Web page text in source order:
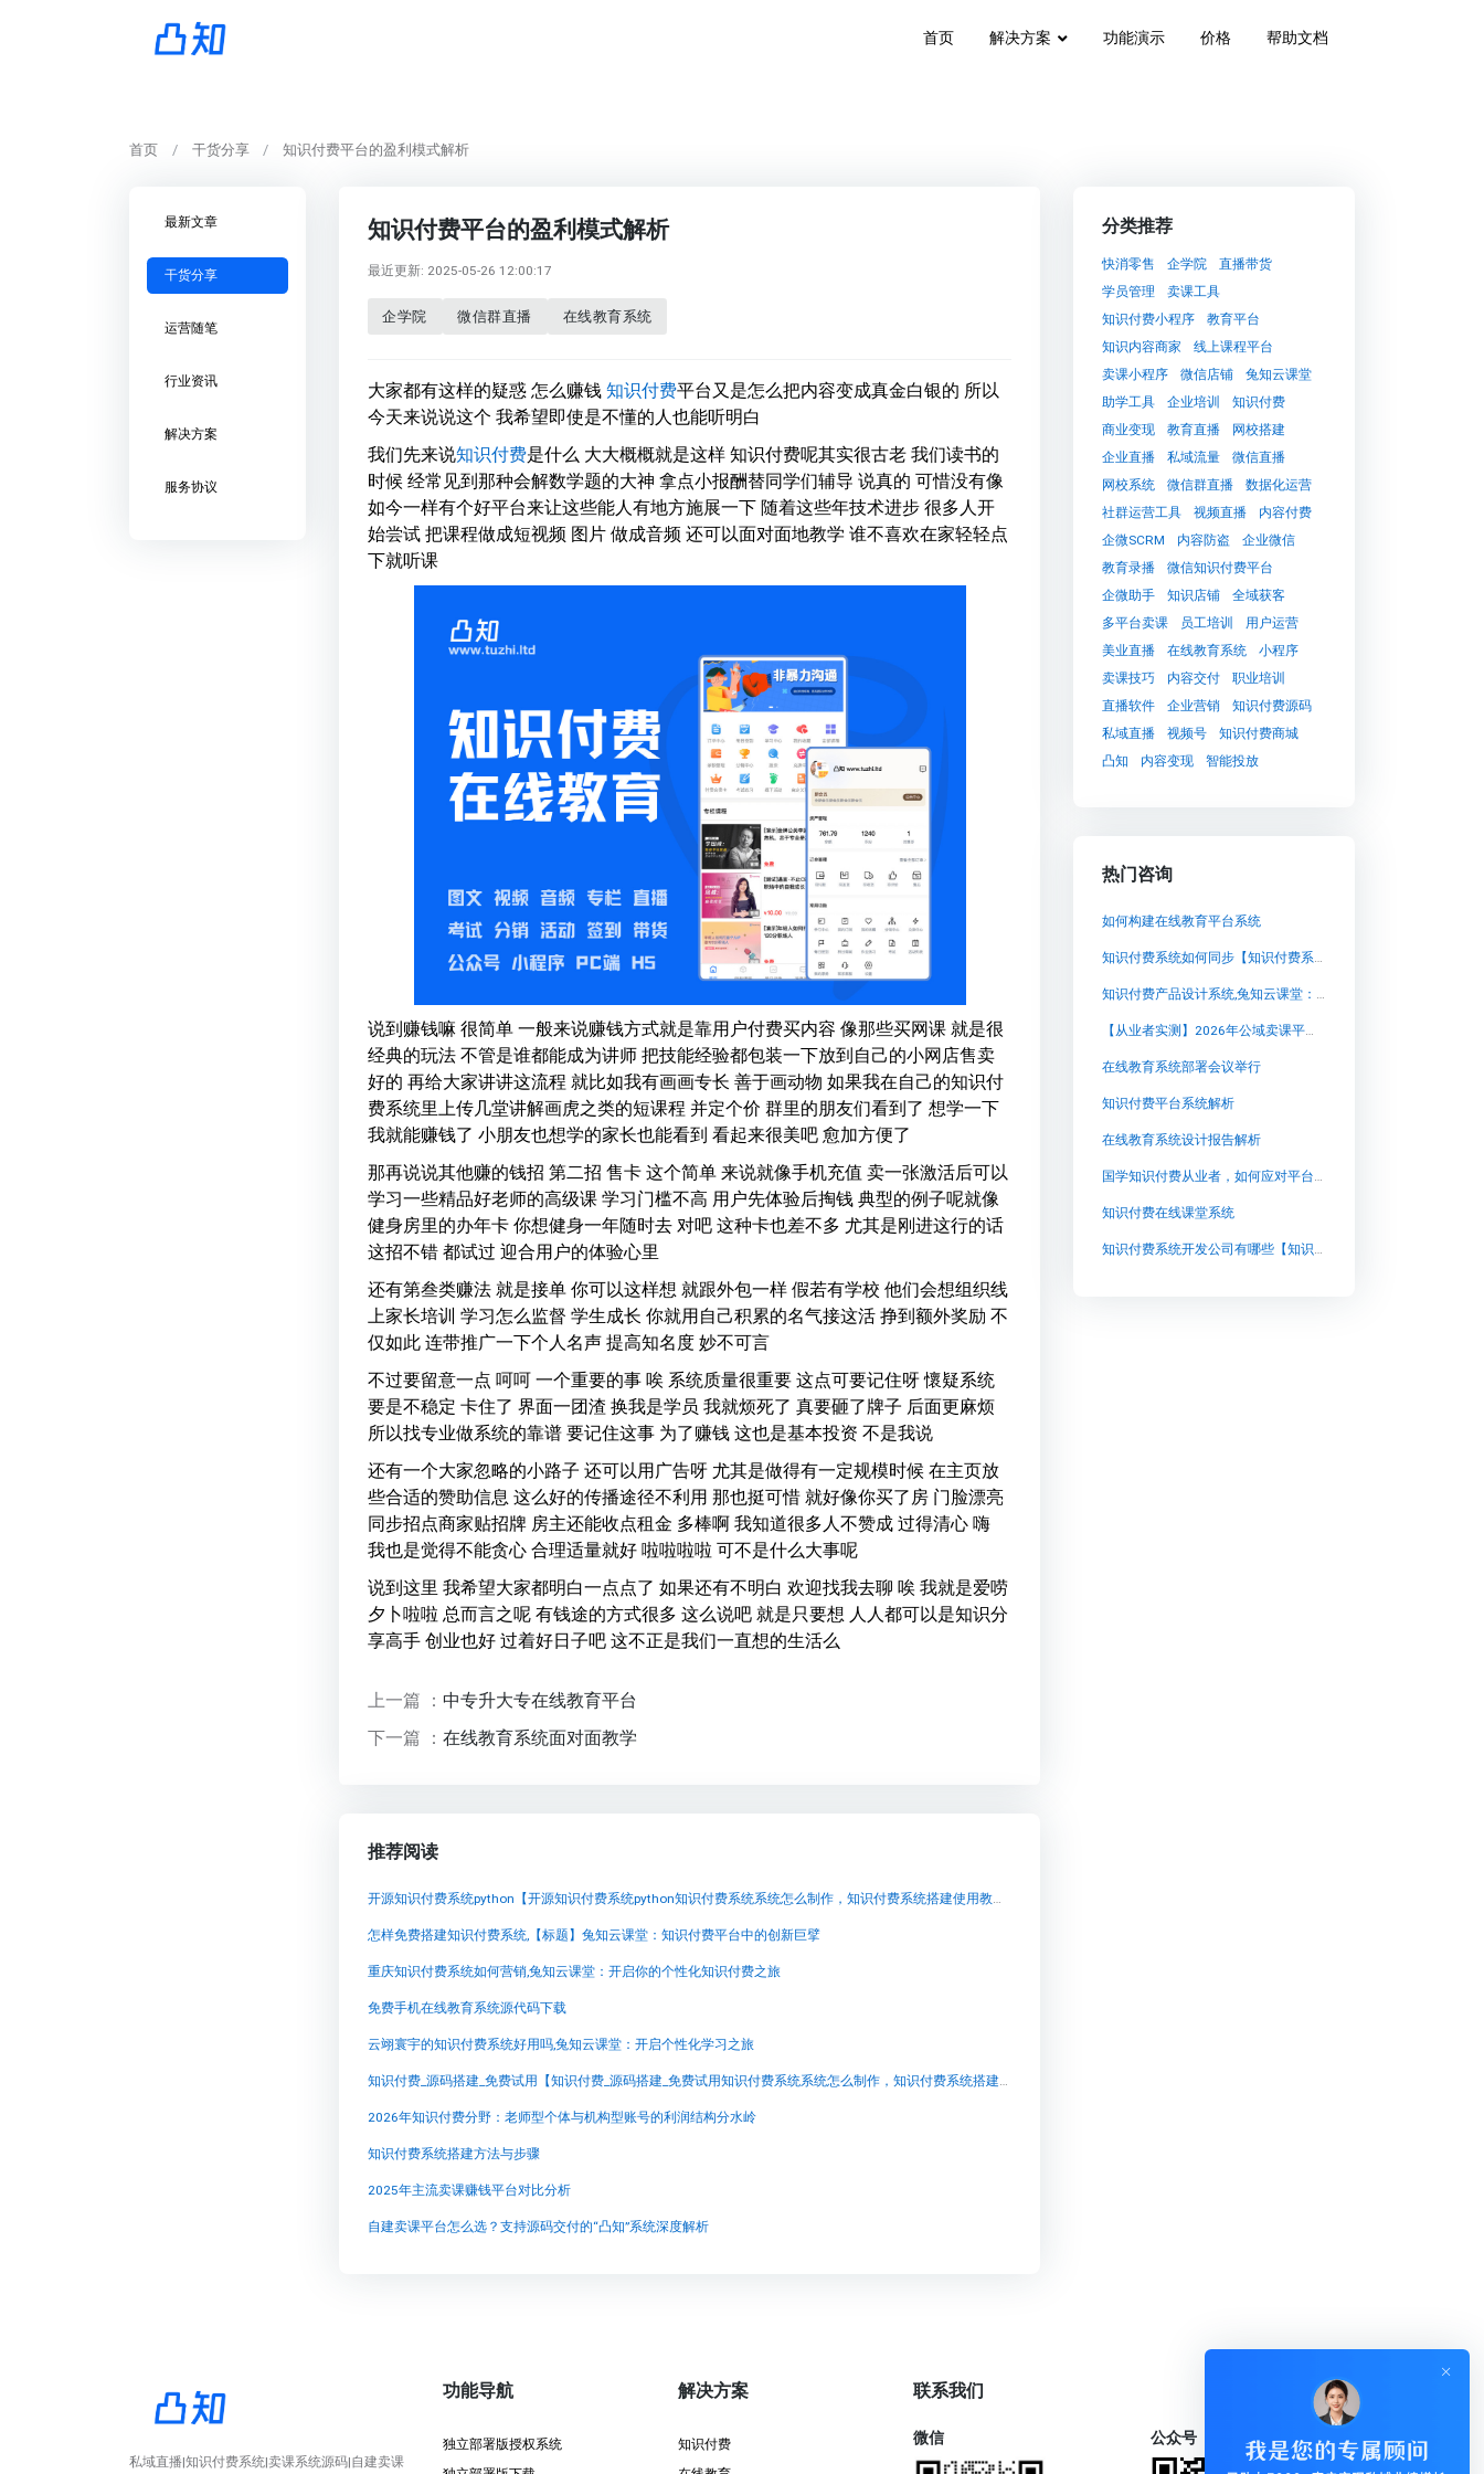
首页 解决方案 功能演示 价格 帮助文档
首页 干货分享 知识付费平台的盈利模式解析
最新文章
干货分享
运营随笔
行业资讯
解决方案
服务协议
知识付费平台的盈利模式解析
最近更新: 2025-05-26 12:00:17
企学院 微信群直播 在线教育系统
大家都有这样的疑惑 怎么赚钱 知识付费平台又是怎么把内容变成真金白银的 所以
今天来说说这个 我希望即使是不懂的人也能听明白
我们先来说知识付费是什么 大大概概就是这样 知识付费呢其实很古老 我们读书的
时候 经常见到那种会解数学题的大神 拿点小报酬替同学们辅导 说真的 可惜没有像
如今一样有个好平台来让这些能人有地方施展一下 随着这些年技术进步 很多人开
始尝试 把课程做成短视频 图片 做成音频 还可以面对面地教学 谁不喜欢在家轻轻点
下就听课
说到赚钱嘛 很简单 一般来说赚钱方式就是靠用户付费买内容 像那些买网课 就是很
经典的玩法 不管是谁都能成为讲师 把技能经验都包装一下放到自己的小网店售卖
好的 再给大家讲讲这流程 就比如我有画画专长 善于画动物 如果我在自己的知识付
费系统里上传几堂讲解画虎之类的短课程 并定个价 群里的朋友们看到了 想学一下
我就能赚钱了 小朋友也想学的家长也能看到 看起来很美吧 愈加方便了
那再说说其他赚的钱招 第二招 售卡 这个简单 来说就像手机充值 卖一张激活后可以
学习一些精品好老师的高级课 学习门槛不高 用户先体验后掏钱 典型的例子呢就像
健身房里的办年卡 你想健身一年随时去 对吧 这种卡也差不多 尤其是刚进这行的话
这招不错 都试过 迎合用户的体验心里
还有第叁类赚法 就是接单 你可以这样想 就跟外包一样 假若有学校 他们会想组织线
上家长培训 学习怎么监督 学生成长 你就用自己积累的名气接这活 挣到额外奖励 不
仅如此 连带推广一下个人名声 提高知名度 妙不可言
不过要留意一点 呵呵 一个重要的事 唉 系统质量很重要 这点可要记住呀 懷疑系统
要是不稳定 卡住了 界面一团渣 换我是学员 我就烦死了 真要砸了牌子 后面更麻烦
所以找专业做系统的靠谱 要记住这事 为了赚钱 这也是基本投资 不是我说
还有一个大家忽略的小路子 还可以用广告呀 尤其是做得有一定规模时候 在主页放
些合适的赞助信息 这么好的传播途径不利用 那也挺可惜 就好像你买了房 门脸漂亮
同步招点商家贴招牌 房主还能收点租金 多棒啊 我知道很多人不赞成 过得清心 嗨
我也是觉得不能贪心 合理适量就好 啦啦啦啦 可不是什么大事呢
说到这里 我希望大家都明白一点点了 如果还有不明白 欢迎找我去聊 唉 我就是爱唠
夕卜啦啦 总而言之呢 有钱途的方式很多 这么说吧 就是只要想 人人都可以是知识分
享高手 创业也好 过着好日子吧 这不正是我们一直想的生活么
上一篇 ： 中专升大专在线教育平台
下一篇 ： 在线教育系统面对面教学
推荐阅读
开源知识付费系统python【开源知识付费系统python知识付费系统系统怎么制作，知识付费系统搭建使用教程】
怎样免费搭建知识付费系统,【标题】兔知云课堂：知识付费平台中的创新巨擘
重庆知识付费系统如何营销,兔知云课堂：开启你的个性化知识付费之旅
免费手机在线教育系统源代码下载
云翊寰宇的知识付费系统好用吗,兔知云课堂：开启个性化学习之旅
知识付费_源码搭建_免费试用【知识付费_源码搭建_免费试用知识付费系统系统怎么制作，知识付费系统搭建使用教程】
2026年知识付费分野：老师型个体与机构型账号的利润结构分水岭
知识付费系统搭建方法与步骤
2025年主流卖课赚钱平台对比分析
自建卖课平台怎么选？支持源码交付的“凸知”系统深度解析
分类推荐
快消零售 企学院
直播带货
学员管理
卖课工具
知识付费小程序
教育平台
知识内容商家
线上课程平台
卖课小程序
微信店铺
兔知云课堂
助学工具
企业培训
知识付费
商业变现
教育直播
网校搭建
企业直播
私域流量
微信直播
网校系统
微信群直播
数据化运营
社群运营工具
视频直播
内容付费
企微SCRM
内容防盗
企业微信
教育录播
微信知识付费平台
企微助手
知识店铺
全域获客
多平台卖课
员工培训
用户运营
美业直播
在线教育系统
小程序
卖课技巧
内容交付
职业培训
直播软件
企业营销
知识付费源码
私域直播
视频号
知识付费商城
凸知
内容变现 智能投放
热门咨询
如何构建在线教育平台系统
知识付费系统如何同步【知识付费系统如何同步知识付费系统系统怎么制作，知识付费系统搭建使用教程】
知识付费产品设计系统,兔知云课堂：开启创新式学习之旅
【从业者实测】2026年公域卖课平台怎么选？Top 5榜单与知识变现深度解析
在线教育系统部署会议举行
知识付费平台系统解析
在线教育系统设计报告解析
国学知识付费从业者，如何应对平台内容审核与用户数据沉淀难题？
知识付费在线课堂系统
知识付费系统开发公司有哪些【知识付费系统开发公司有哪些知识付费系统系统怎么制作，知识付费系统搭建使用教程】
私域直播|知识付费系统|卖课系统源码|自建卖课
功能导航
独立部署版授权系统
解决方案
知识付费
联系我们
微信 公众号